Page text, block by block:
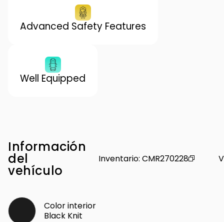
Advanced Safety Features
Well Equipped
Información
del
vehículo
Inventario: CMR270228
Color interior
Black Knit